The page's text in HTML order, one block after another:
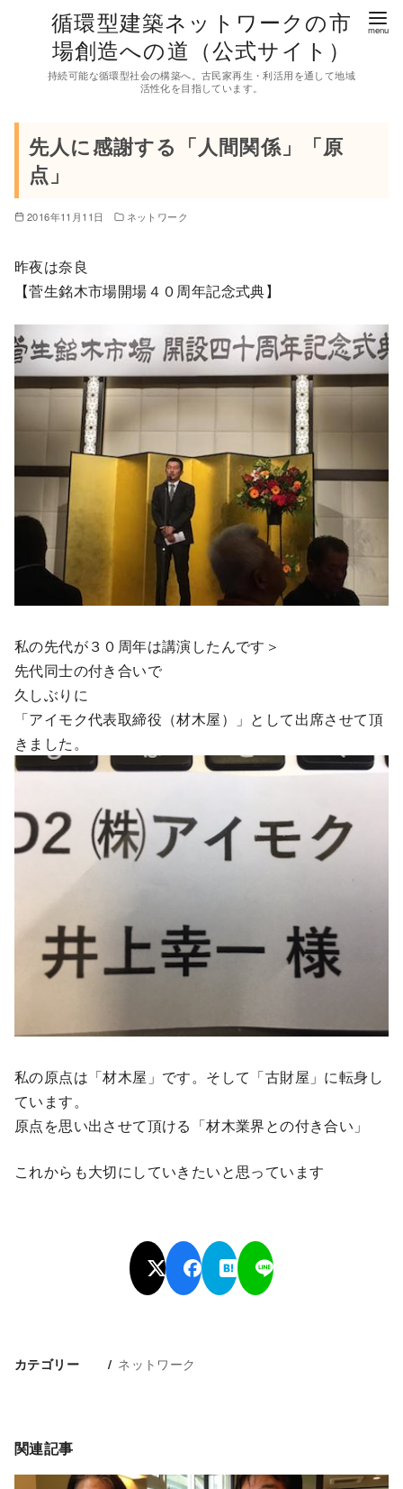
循環型建築ネットワークの市
場創造への道（公式サイト）
持続可能な循環型社会の構築へ。古民家再生・利活用を通して地域
活性化を目指しています。
先人に感謝する「人間関係」「原
点」
2016年11月11日 ネットワーク
昨夜は奈良
【菅生銘木市場開場４０周年記念式典】
私の先代が３０周年は講演したんです＞
先代同士の付き合いで
久しぶりに
「アイモク代表取締役（材木屋）」として出席させて頂
きました。
私の原点は「材木屋」です。そして「古財屋」に転身し
ています。
原点を思い出させて頂ける「材木業界との付き合い」
これからも大切にしていきたいと思っています
カテゴリー ネットワーク
関連記事